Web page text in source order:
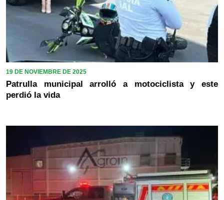
19 DE NOVIEMBRE DE 2025
Patrulla municipal arrolló a motociclista y este
perdió la vida